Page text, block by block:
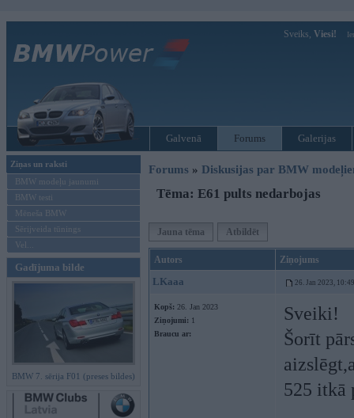
Sveiks, Viesi!
Galvenā Forums Galerijas
Ziņas un raksti
BMW modeļu jaunumi
BMW testi
Mēneša BMW
Sērijveida tūnings
Vel...
Gadījuma bilde
BMW 7. sērija F01 (preses bildes)
Forums » Diskusijas par BMW
Tēma: E61 pults nedarbojas
Jauna tēma Atbildēt
Autors Ziņojums
LKaaa 26. Jan 2023, 10:49
Kopš: 26. Jan 2023
Ziņojumi: 1
Braucu ar:
Sveiki!
Šorīt
525 itkā